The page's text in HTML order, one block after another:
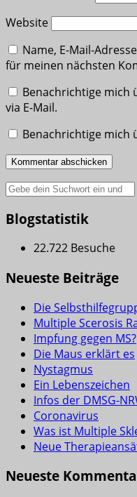
Website
Name, E-Mail-
für meinen nächsten
Benachrichtige mich
via E-Mail.
Benachrichtige mich
Suche
Blogstatistik
22.722 Besuche
Neueste Beiträge
Die
Multiple Scerosis
Impfung gegen MS?
Die Maus erklärt es
Nystagmus
Ein Lebenszeichen
Infos der DMSG-
Coronavirus
Was ist Multiple
Neue
Neueste